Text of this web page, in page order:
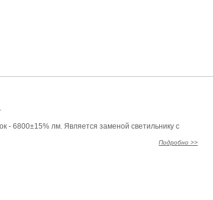
- 6800±15% лм. Является заменой светильнику с
Подробно >>